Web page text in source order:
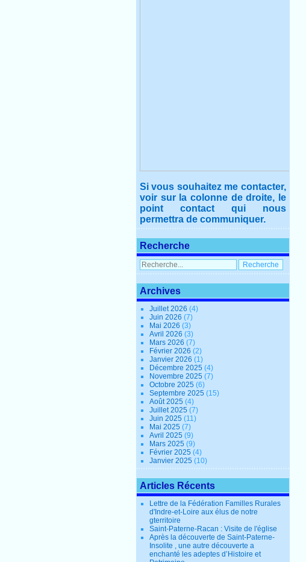
Si vous souhaitez me contacter,
voir sur la colonne de droite, le
point contact qui nous
permettra de communiquer.
Recherche
Archives
Juillet 2026(4)
Juin 2026(7)
Mai 2026(3)
Avril 2026(3)
Mars 2026(7)
Février 2026(2)
Janvier 2026(1)
Décembre 2025(4)
Novembre 2025(7)
Octobre 2025(6)
Septembre 2025(15)
Août 2025(4)
Juillet 2025(7)
Juin 2025(11)
Mai 2025(7)
Avril 2025(9)
Mars 2025(9)
Février 2025(4)
Janvier 2025(10)
Articles Récents
Lettre de la Fédération Familles Rurales
d'Indre-et-Loire aux élus de notre
gterritoire
Saint-Paterne-Racan : Visite de l'église
Après la découverte de Saint-Paterne-
Insolite , une autre découverte a
enchanté les adeptes d’Histoire et